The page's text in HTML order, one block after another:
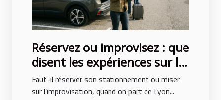
Réservez ou improvisez : que
disent les expériences sur le
parking aéroport lyon saint
ex ?
Faut-il réserver son stationnement ou miser
sur l’improvisation, quand on part de Lyon...